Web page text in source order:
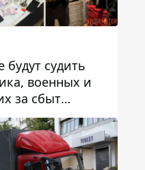
судить
военных и
за сбыт